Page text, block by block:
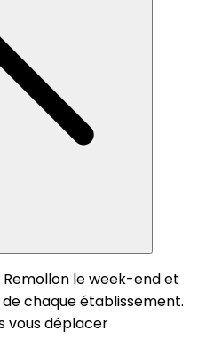
Remollon le week-end et
chaque établissement.
vous déplacer